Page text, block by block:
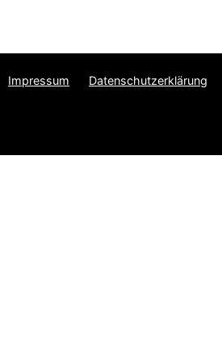
Impressum Datenschutzerklärung